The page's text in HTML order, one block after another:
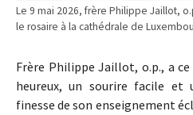
Le 9 mai 2026, frère Philippe Jaillot,
le rosaire à la cathédrale de
Frère Philippe Jaillot, o.p., a
heureux, un sourire facile et
finesse de son enseignement